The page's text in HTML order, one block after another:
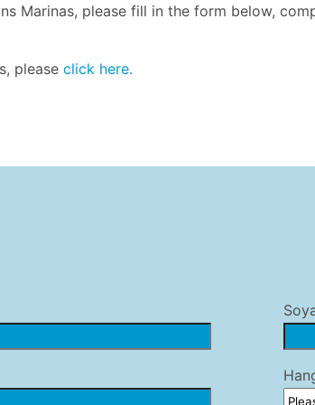
Marinas, please fill in the form below,
please click here.